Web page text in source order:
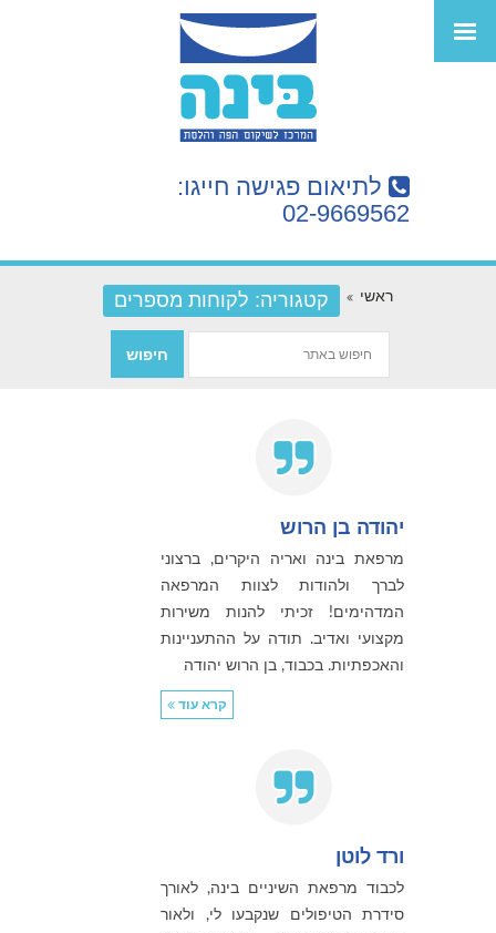
לתיאום פגישה חייגו:
02-9669562
ראשי קטגוריה: לקוחות מספרים
יהודה בן הרוש
מרפאת בינה ואריה היקרים, ברצוני
לברך ולהודות לצוות המרפאה
המדהימים! זכיתי להנות משירות
מקצועי ואדיב. תודה על ההתעניינות
והאכפתיות. בכבוד, בן הרוש יהודה
קרא עוד
ורד לוטן
לכבוד מרפאת השיניים בינה, לאורך
סידרת הטיפולים שנקבעו לי, ולאור